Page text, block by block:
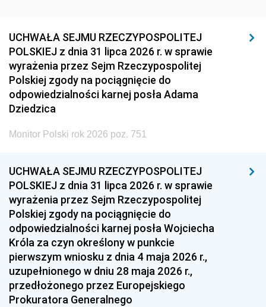
UCHWAŁA SEJMU RZECZYPOSPOLITEJ
POLSKIEJ z dnia 31 lipca 2026 r. w sprawie
wyrażenia przez Sejm Rzeczypospolitej
Polskiej zgody na pociągnięcie do
odpowiedzialności karnej posła Adama
Dziedzica
Monitor Polski rok 2026 poz. 751
UCHWAŁA SEJMU RZECZYPOSPOLITEJ
POLSKIEJ z dnia 31 lipca 2026 r. w sprawie
wyrażenia przez Sejm Rzeczypospolitej
Polskiej zgody na pociągnięcie do
odpowiedzialności karnej posła Wojciecha
Króla za czyn określony w punkcie
pierwszym wniosku z dnia 4 maja 2026 r.,
uzupełnionego w dniu 28 maja 2026 r.,
przedłożonego przez Europejskiego
Prokuratora Generalnego